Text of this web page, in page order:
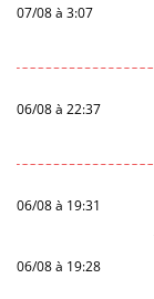
07/08 à 3:07
06/08 à 22:37
06/08 à 19:31
06/08 à 19:28